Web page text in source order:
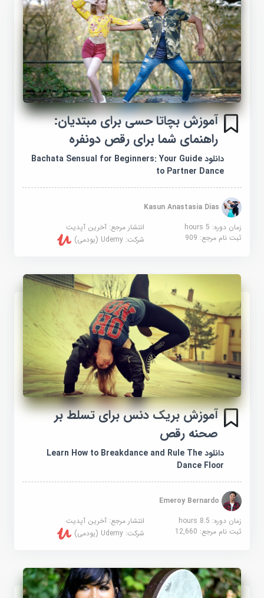
آموزش بچاتا حسی برای مبتدیان:
راهنمای شما برای رقص دونفره
دانلود Bachata Sensual for Beginners: Your Guide
to Partner Dance
Kasun Anastasia Dias
زمان دوره: 5 hours
انتشار مرجع:آخرین آپدیت
ثبت نام مرجع:909 شرکت:Udemy (یودمی)
آموزش بریک دنس برای تسلط بر
صحنه رقص
دانلود Learn How to Breakdance and Rule The
Dance Floor
Emeroy Bernardo
زمان دوره: 8.5 hours
انتشار مرجع:آخرین آپدیت
ثبت نام مرجع:12,660 شرکت:Udemy (یودمی)